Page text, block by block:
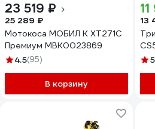
23 519 ₽
25 289 ₽
Мотокоса МОБИЛ К XT271C
Премиум MBK0023869
4.5(95)
В корзину
13
5